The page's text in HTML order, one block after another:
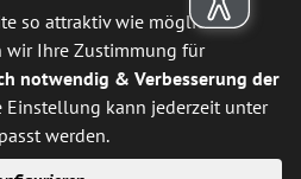
bereitgestellte externe
Ja Immer
so attraktiv wie möglich
wir Ihre Zustimmung für
notwendig & Verbesserung der
Einstellung kann jederzeit unter
werden.